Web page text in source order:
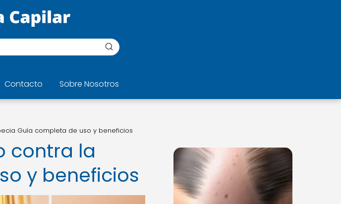
Contacto Sobre Nosotros
Guía completa de uso y beneficios
contra la
y beneficios